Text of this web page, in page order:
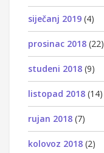
siječanj 2019 (4)
prosinac 2018 (22)
studeni 2018 (9)
listopad 2018 (14)
rujan 2018 (7)
kolovoz 2018 (2)